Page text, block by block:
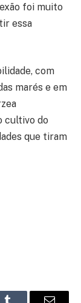
foi muito
essa
com
marés e em
cultivo do
que tiram